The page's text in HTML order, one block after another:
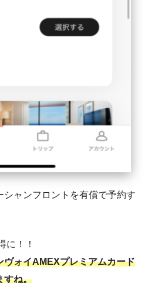
シャンフロントを有償で予約す
に！！
ヴォイAMEXプレミアムカード
すね。